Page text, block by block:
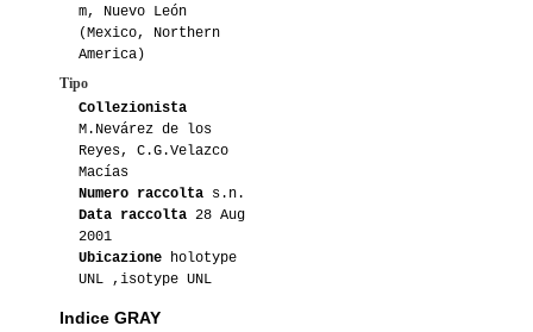
06-2009 Astro-sk
02-2008 Beppe58
02-2008
m, Nuevo León
(Mexico, Northern
America)
Tipo
Collezionista
M.Nevárez de los
Reyes, C.G.Velazco
Macías
Numero raccolta s.n.
Data raccolta 28 Aug
2001
Ubicazione holotype
UNL ,isotype UNL
Indice GRAY